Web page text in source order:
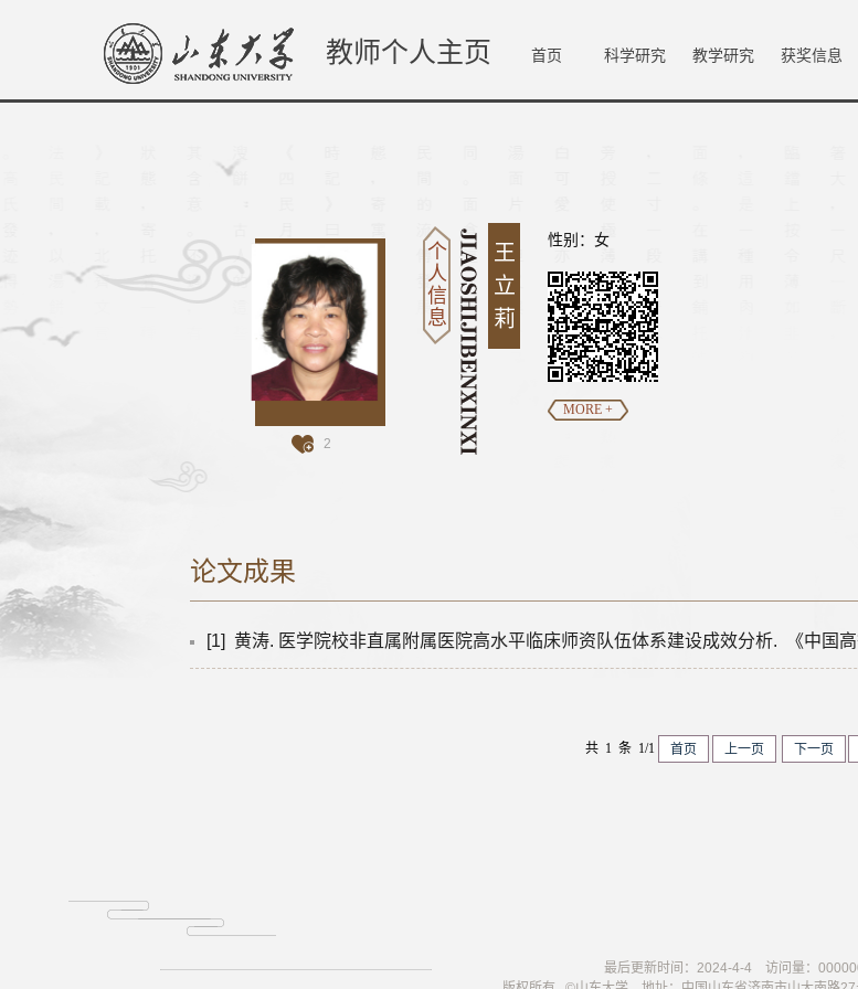
教师个人主页 首页 科学研究 教学研究 获奖信息
2
个
人
信
息
王
立
莉
性别：女
MORE +
论文成果
[1] 黄涛. 医学院校非直属附属医院高水平临床师资队伍体系建设成效分析. 《中国
共 1 条 1/1 首页 上一页 下一页
最后更新时间： 2024-4-4 访问量：